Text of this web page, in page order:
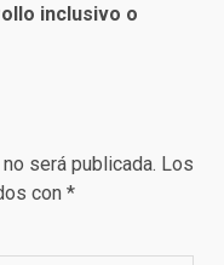
inclusivo o
será publicada. Los
con *